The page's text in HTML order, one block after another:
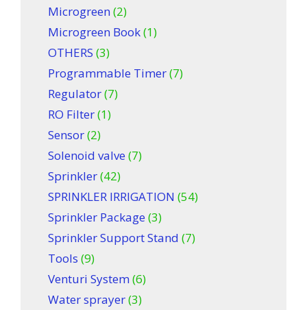
Microgreen(2)
Microgreen Book(1)
OTHERS (3)
Programmable Timer(7)
Regulator(7)
RO Filter(1)
Sensor(2)
Solenoid valve (7)
Sprinkler(42)
SPRINKLER IRRIGATION (54)
Sprinkler Package (3)
Sprinkler Support Stand (7)
Tools (9)
Venturi System(6)
Water sprayer(3)